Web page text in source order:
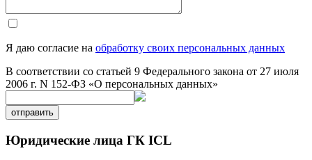
Я даю согласие на обработку своих персональных данных
В соответствии со статьей 9 Федерального закона от 27 июля
2006 г. N 152-ФЗ «О персональных данных»
отправить
Юридические лица ГК ICL